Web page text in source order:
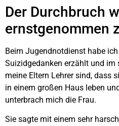
Der Durchbruch
ernstgenommen
Beim Jugendnotdienst habe
Suizidgedanken erzählt und im
meine Eltern Lehrer sind, dass
in einem großen Haus leben
unterbrach mich die Frau.
Sie sagte mit einem sehr